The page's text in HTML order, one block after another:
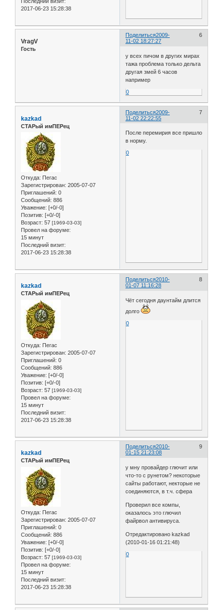
2017-06-23 15:28:38
Поделиться 6
2009-
11-02 18:27:27
VragV
Гость
у всех пичом в других мирах
тажа проблема только дельта
другая змей 6 часов
например
0
Поделиться 7
2009-
11-02 22:22:55
kazkad
СТАРый имПЕРец
Откуда: Пегас
Зарегистрирован: 2005-07-07
Приглашений: 0
Сообщений: 886
Уважение: [+0/-0]
Позитив: [+0/-0]
Возраст: 57 [1969-03-03]
Провел на форуме:
15 минут
Последний визит:
2017-06-23 15:28:38
После перемирия все пришло
в норму.
0
Поделиться 8
2010-
01-07 11:16:28
kazkad
СТАРый имПЕРец
Откуда: Пегас
Зарегистрирован: 2005-07-07
Приглашений: 0
Сообщений: 886
Уважение: [+0/-0]
Позитив: [+0/-0]
Возраст: 57 [1969-03-03]
Провел на форуме:
15 минут
Последний визит:
2017-06-23 15:28:38
Чёт сегодня даунтайм длится
долго
0
Поделиться 9
2010-
01-15 21:23:08
kazkad
СТАРый имПЕРец
Откуда: Пегас
Зарегистрирован: 2005-07-07
Приглашений: 0
Сообщений: 886
Уважение: [+0/-0]
Позитив: [+0/-0]
Возраст: 57 [1969-03-03]
Провел на форуме:
15 минут
Последний визит:
2017-06-23 15:28:38
у мну провайдер глючит или
что-то с рунетом? некоторые
сайты работают, некторые не
соединяются, в т.ч. сфера
Проверил все компы,
оказалось это глючил
файрвол антивируса.
Отредактировано kazkad
(2010-01-16 01:21:48)
0